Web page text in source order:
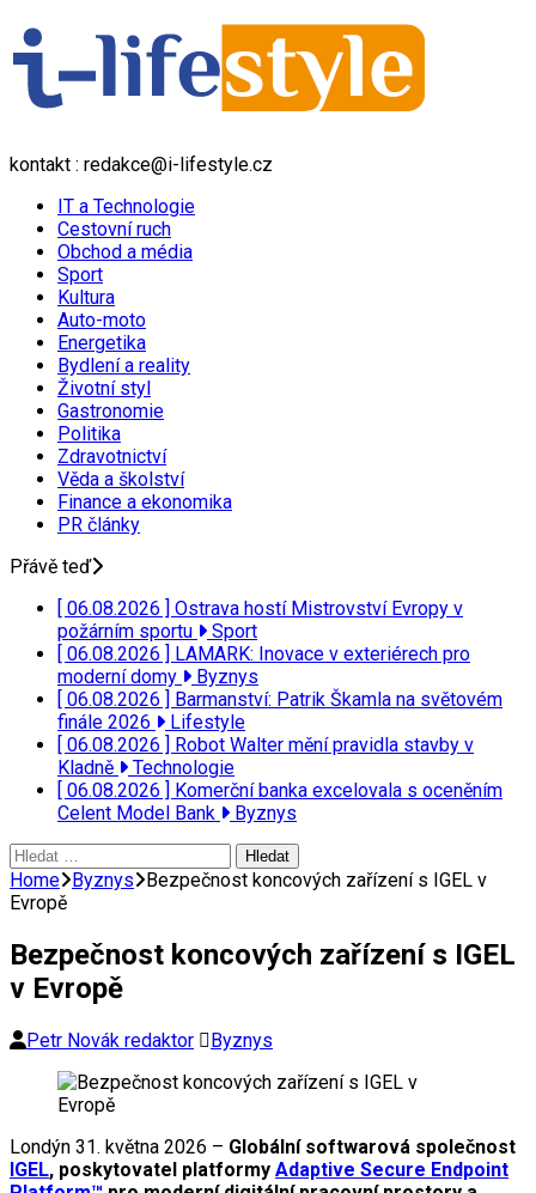
kontakt : redakce@i-lifestyle.cz
IT a Technologie
Cestovní ruch
Obchod a média
Sport
Kultura
Auto-moto
Energetika
Bydlení a reality
Životní styl
Gastronomie
Politika
Zdravotnictví
Věda a školství
Finance a ekonomika
PR články
Přávě teď
[ 06.08.2026 ] Ostrava hostí Mistrovství Evropy v
požárním sportu
Sport
[ 06.08.2026 ] LAMARK: Inovace v exteriérech pro
moderní domy
Byznys
[ 06.08.2026 ] Barmanství: Patrik Škamla na světovém
finále 2026
Lifestyle
[ 06.08.2026 ] Robot Walter mění pravidla stavby v
Kladně
Technologie
[ 06.08.2026 ] Komerční banka excelovala s oceněním
Celent Model Bank
Byznys
Vyhledávání
Home Byznys
Bezpečnost koncových zařízení s IGEL v
Evropě
Bezpečnost koncových zařízení s IGEL
v Evropě
Petr Novák redaktor Byznys
Londýn 31. května 2026 – Globální softwarová společnost
IGEL, poskytovatel platformy Adaptive Secure Endpoint